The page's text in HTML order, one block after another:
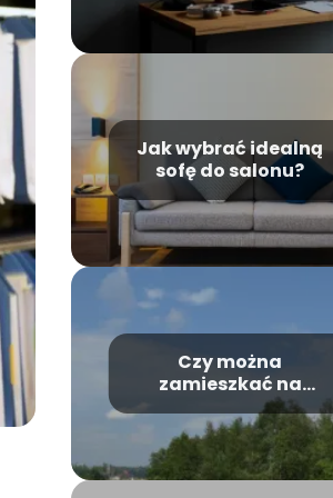
Jak wybrać idealną
sofę do salonu?
Czy można
zamieszkać na
działce rekreacyjnej?
Odpowiedź i porady